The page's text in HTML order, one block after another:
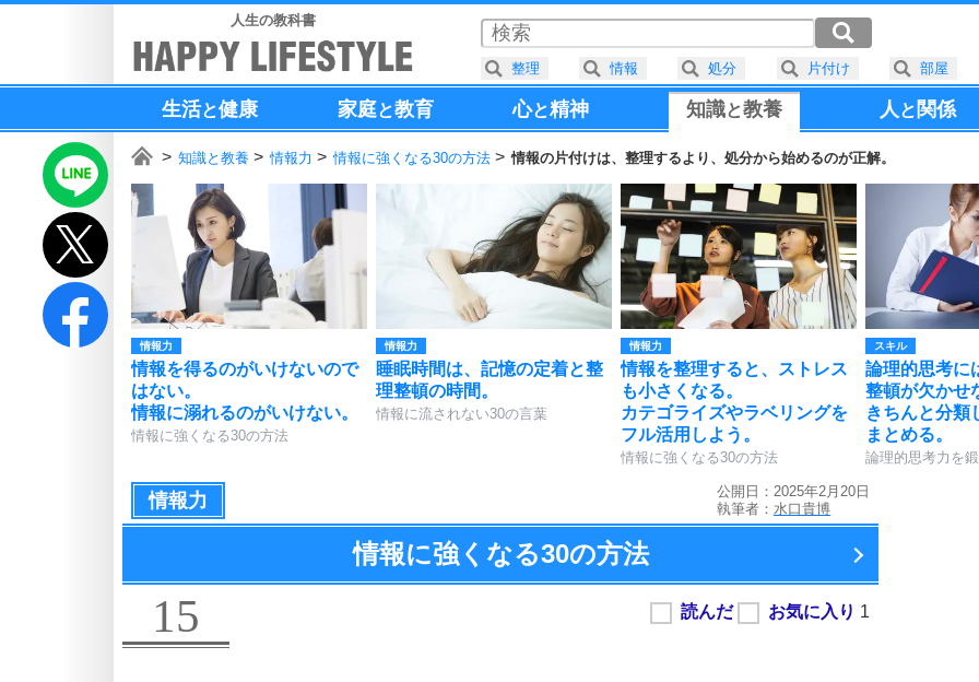
人生の教科書
生活と健康 家庭と教育 心と精神 知識と教養 人と 関係
知識と教養 情報力 情報に強くなる30の方法 情報の片付けは、整理するより、処分から始めるのが正解。
情報力
情報を得るのがいけないので
はない。
情報に溺れるのがいけない。
情報に強くなる30の方法
情報力
睡眠時間は、記憶の定着と整
理整頓の時間。
情報に流されない30の言葉
情報力
情報を整理すると、ストレス
も小さくなる。
カテゴライズやラベリングを
フル活用しよう。
情報に強くなる30の方法
スキル
論理的思考に
整頓が欠かせ
きちんと分類
まとめる。
論理的思考力を
情報力
公開日：2025年2月20日
執筆者： 水口貴博
情報に強くなる30の方法
15
整理 情報 処分 片付け 部屋